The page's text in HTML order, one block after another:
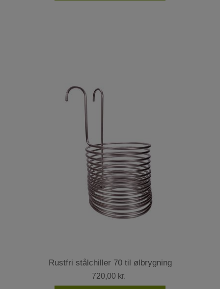
Rustfri stålchiller 70 til ølbrygning
720,00 kr.